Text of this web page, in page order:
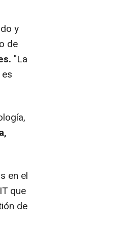
y
de
"La
en el
que
de